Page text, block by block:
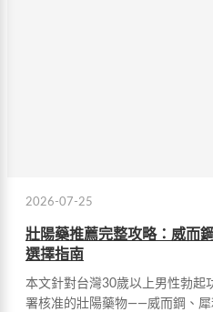
2026-07-25
壯陽藥推薦完整攻略：威而
選擇指南
本文針對台灣30歲以上男性勃起
署核准的壯陽藥物——威而鋼、